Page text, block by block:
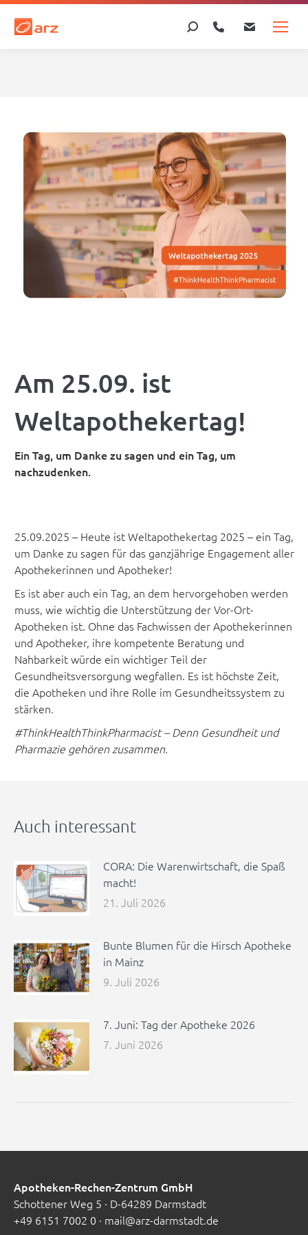
Search:
Am 25.09. ist
Weltapothekertag!
Ein Tag, um Danke zu sagen und ein Tag, um
nachzudenken.
25.09.2025 – Heute ist Weltapothekertag 2025 – ein Tag,
um Danke zu sagen für das ganzjährige Engagement aller
Apothekerinnen und Apotheker!
Es ist aber auch ein Tag, an dem hervorgehoben werden
muss, wie wichtig die Unterstützung der Vor-Ort-
Apotheken ist. Ohne das Fachwissen der Apothekerinnen
und Apotheker, ihre kompetente Beratung und
Nahbarkeit würde ein wichtiger Teil der
Gesundheitsversorgung wegfallen. Es ist höchste Zeit,
die Apotheken und ihre Rolle im Gesundheitssystem zu
stärken.
#ThinkHealthThinkPharmacist – Denn Gesundheit und
Pharmazie gehören zusammen.
Auch interessant
CORA: Die Warenwirtschaft, die Spaß
macht!
21. Juli 2026
Bunte Blumen für die Hirsch Apotheke
in Mainz
9. Juli 2026
7. Juni: Tag der Apotheke 2026
7. Juni 2026
Apotheken-Rechen-Zentrum GmbH
Schottener Weg 5 · D-64289 Darmstadt
+49 6151 7002 0 · mail@arz-darmstadt.de